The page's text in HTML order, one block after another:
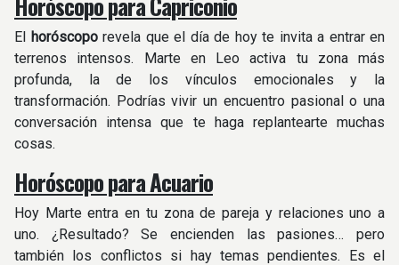
El horóscoporevela que el día de hoy te invita a entrar en
terrenos intensos. Marte en Leo activa tu zona más
profunda, la de los vínculos emocionales y la
transformación. Podrías vivir un encuentro pasional o una
conversación intensa que te haga replantearte muchas
cosas.
Horóscopo para Acuario
Hoy Marte entra en tu zona de pareja y relaciones uno a
uno. ¿Resultado? Se encienden las pasiones… pero
también los conflictos si hay temas pendientes. Es el